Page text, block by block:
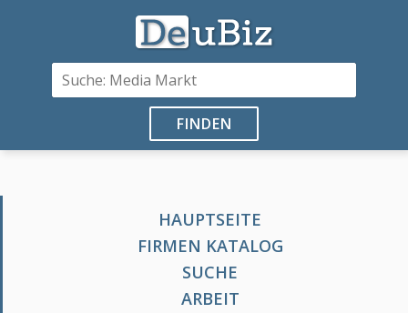
FINDEN
HAUPTSEITE
FIRMEN KATALOG
SUCHE
ARBEIT